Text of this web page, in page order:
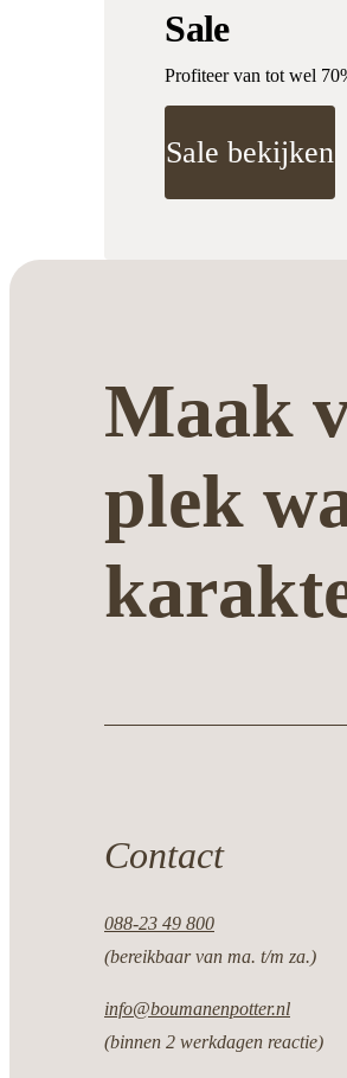
Sale
Profiteer van tot wel
Sale bekijken
Maak
plek
Contact
088-23 49 800
(bereikbaar van ma. t/m za.)
info@boumanenpotter.nl
(binnen 2 werkdagen reactie)